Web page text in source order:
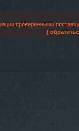
проверенными
[